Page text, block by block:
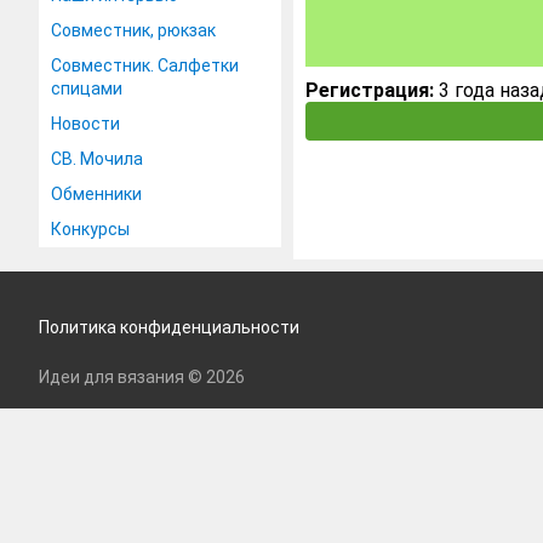
Совместник, рюкзак
Совместник. Салфетки
спицами
Новости
СВ. Мочила
Обменники
Конкурсы
Регистрация: 3 года
Политика конфиденциальности
Идеи для вязания © 2026